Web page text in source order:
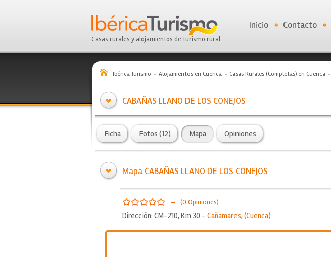
Casas rurales y alojamientos de turismo rural
Inicio Contacto
Ibérica Turismo Alojamientos en Cuenca Casas Rurales (Completas) en Cuenca
CABAÑAS LLANO DE LOS CONEJOS
Ficha Fotos (12) Mapa Opiniones
Mapa CABAÑAS LLANO DE LOS CONEJOS
- (0 Opiniones)
Dirección: CM-210, Km 30 - Cañamares, (Cuenca)